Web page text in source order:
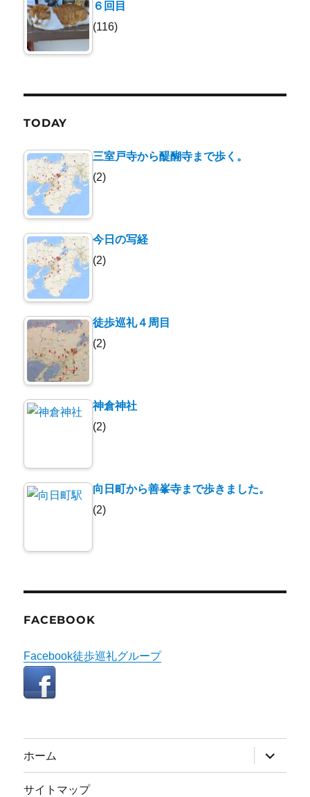
６回目
(116)
TODAY
三室戸寺から醍醐寺まで歩く。
(2)
今日の写経
(2)
徒歩巡礼４周目
(2)
神倉神社
(2)
向日町から善峯寺まで歩きました。
(2)
FACEBOOK
Facebook徒歩巡礼グループ
ホーム
ブ
メ
サイトマップ